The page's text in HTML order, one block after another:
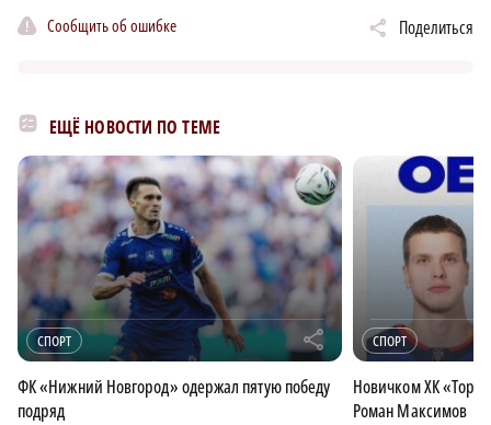
Сообщить об ошибке Поделиться
ЕЩЁ НОВОСТИ ПО ТЕМЕ
СПОРТ r
ФК «Нижний Новгород» одержал пятую победу
подряд
СПОРТ
Новичком ХК
Роман Максимов